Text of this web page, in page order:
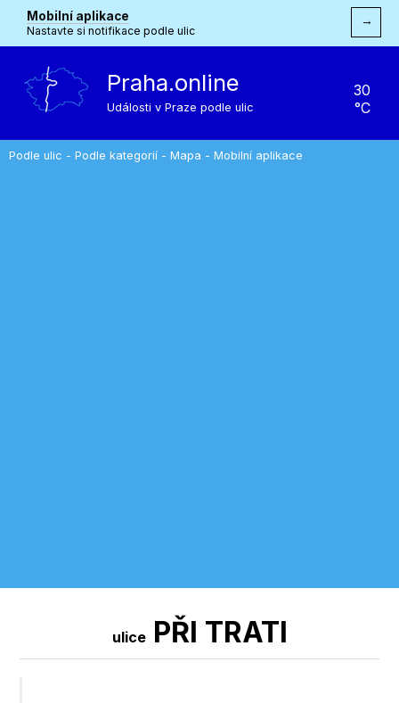
Mobilní aplikace
Nastavte si notifikace podle ulic
→
Praha.online
Události v Praze podle ulic
30
°C
Podle ulic - Podle kategorií - Mapa - Mobilní aplikace
ulicePŘI TRATI